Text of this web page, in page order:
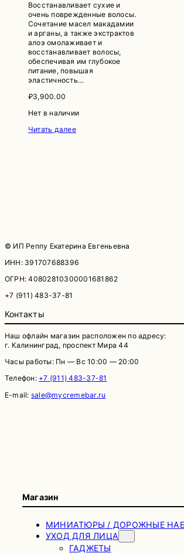
Восстанавливает сухие и
очень поврежденные волосы.
Сочетание масел макадамии
и арганы, а также экстрактов
алоэ омолаживает и
восстанавливает волосы,
обеспечивая им глубокое
питание, повышая
эластичность…
₽3,900.00
Нет в наличии
Читать далее
© ИП Реппу Екатерина Евгеньевна
ИНН: 391707688396
ОГРН: 40802810300001681862
+7 (911) 483-37-81
Контакты
Наш офлайн магазин расположен по адресу:
г. Калининград, проспект Мира 44
Часы работы: Пн — Вс 10:00 — 20:00
Телефон: +7 (911) 483-37-81
E-mail: sale@mycremebar.ru
Магазин
МИНИАТЮРЫ / ДОРОЖНЫЕ
УХОД ДЛЯ ЛИЦА
ГАДЖЕТЫ